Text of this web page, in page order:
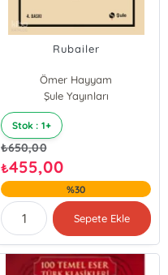
Rubailer
Ömer Hayyam
Şule Yayınları
Stok : 1+
₺650,00
₺455,00
%30
Sepete Ekle